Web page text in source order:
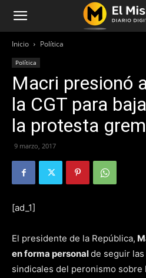
Inicio Política
Política
Macri presionó
la CGT para
la protesta
9 marzo, 2017
[ad_1]
El presidente de la República,
en forma personalde seguir
sindicales del peronismo sobre